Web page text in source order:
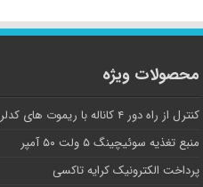
محصولات ویژه
کنترل از راه دور ۴ کاناله با ریموت های کدلرن
منبع تغذیه سوئیچینگ ۵ ولت ۵۰ آمپر
پرداخت الکترونیک کرایه تاکسی